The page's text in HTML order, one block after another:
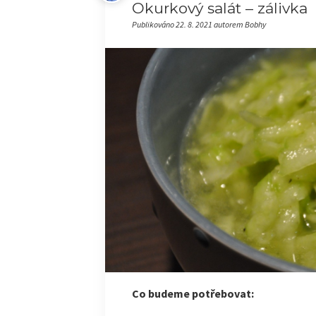
Okurkový salát – zálivka
Publikováno 22. 8. 2021 autorem Bobhy
Co budeme potřebovat: